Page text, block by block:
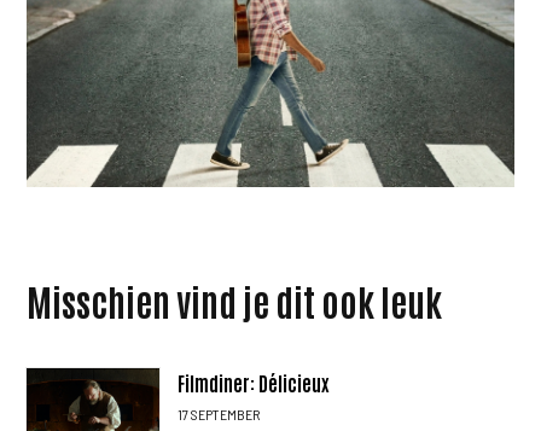
Misschien vind je dit ook leuk
Filmdiner: Délicieux
17 SEPTEMBER